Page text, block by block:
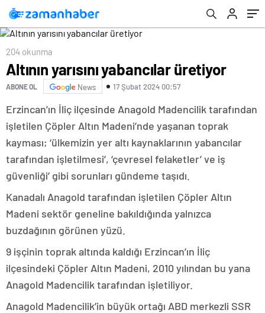
204 okunma
Altının yarısını yabancılar üretiyor
ABONE OL News 17 Şubat 2024 00:57
Erzincan’ın İliç ilçesinde Anagold Madencilik tarafından
işletilen Çöpler Altın Madeni’nde yaşanan toprak
kayması; ‘ülkemizin yer altı kaynaklarının yabancılar
tarafından işletilmesi’, ‘çevresel felaketler’ ve iş
güvenliği’ gibi sorunları gündeme taşıdı.
Kanadalı Anagold tarafından işletilen Çöpler Altın
Madeni sektör geneline bakıldığında yalnızca
buzdağının görünen yüzü.
9 işçinin toprak altında kaldığı Erzincan’ın İliç
ilçesindeki Çöpler Altın Madeni, 2010 yılından bu yana
Anagold Madencilik tarafından işletiliyor.
Anagold Madencilik’in büyük ortağı ABD merkezli SSR